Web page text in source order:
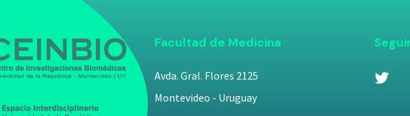
Facultad de Medicina
Avda. Gral. Flores 2125
Montevideo - Uruguay